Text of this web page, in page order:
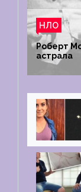
НЛО
Роберт
астрала